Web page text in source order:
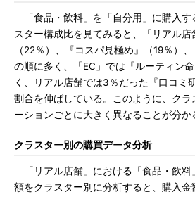
「食品・飲料」を「自分用」に購入す
スター構成比を見てみると、「リアル店
（22％）、『コスパ見極め』（19％）
の順に多く、「EC」では『ルーティン
く、リアル店舗では3％だった『口コミ
割合を伸ばしている。このように、ク
ーションごとに大きく異なることが分か
クラスター別の購買データ分析
「リアル店舗」における「食品・飲料
額をクラスター別に分析すると、購入